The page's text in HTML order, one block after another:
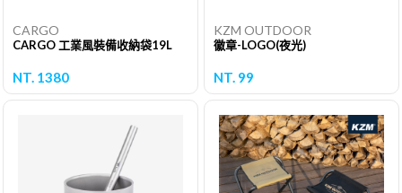
CARGO
CARGO 工業風裝備收納袋19L
NT. 1380
KZM OUTDOOR
徽章-LOGO(夜光)
NT. 99